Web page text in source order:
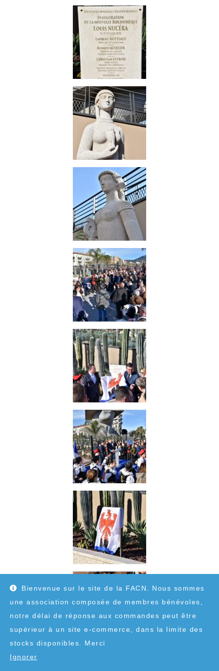
Bienvenue sur le site de la FACN. Nous sommes
une association composée de membres bénévoles,
notre délai de réponse aux commandes peut être
supérieur à un site e-commerce, dans la limite des
stocks disponibles. Merci
Ignorer